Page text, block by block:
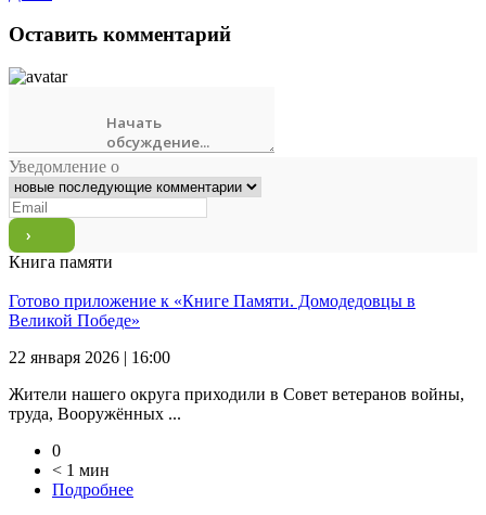
Оставить комментарий
Уведомление о
Книга памяти
Готово приложение к «Книге Памяти. Домодедовцы в
Великой Победе»
22 января 2026 | 16:00
Жители нашего округа приходили в Совет ветеранов войны,
труда, Вооружённых ...
0
< 1 мин
Подробнее